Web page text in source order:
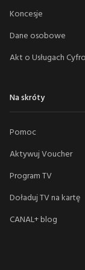
Koncesje
Dane osobowe
Akt o Usługach
Na skróty
Pomoc
Aktywuj Voucher
Program TV
Doładuj TV na kartę
CANAL+ blog